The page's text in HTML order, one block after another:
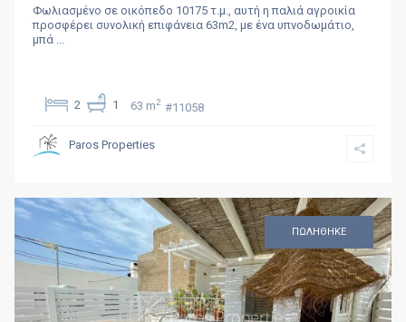
Φωλιασμένο σε οικόπεδο 10175 τ.μ., αυτή η παλιά αγροικία
προσφέρει συνολική επιφάνεια 63m2, με ένα υπνοδωμάτιο,
μπά ...
2 1 63 m2 #11058
Paros Properties
ΠΩΛΗΘΗΚΕ